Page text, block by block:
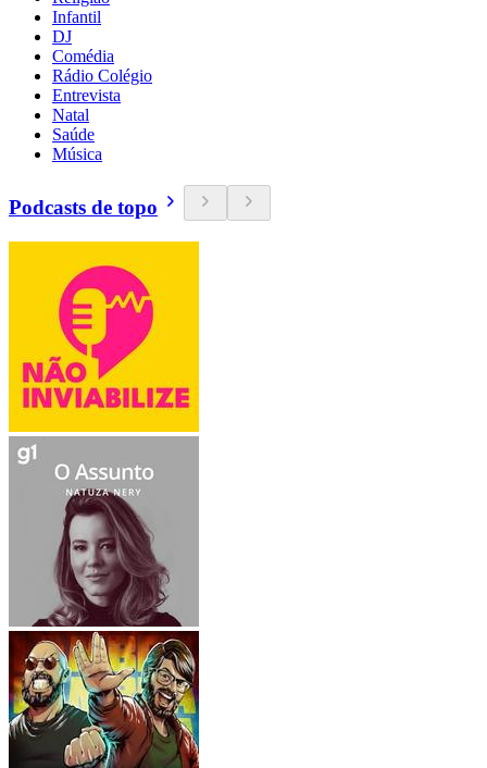
Infantil
DJ
Comédia
Rádio Colégio
Entrevista
Natal
Saúde
Música
Podcasts de topo